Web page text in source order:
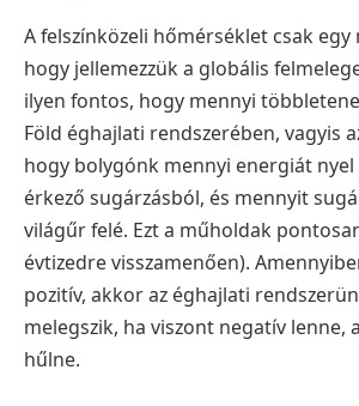
A felszínközeli hőmérséklet csak egy
hogy jellemezzük a globális
ilyen fontos, hogy mennyi
Föld éghajlati rendszerében, vagyis
hogy bolygónk mennyi energiát nyel
érkező sugárzásból, és mennyit
világűr felé. Ezt a műholdak
évtizedre visszamenően).
pozitív, akkor az éghajlati
melegszik, ha viszont negatív lenne,
hűlne.